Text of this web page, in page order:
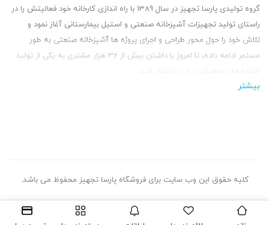
گروه تولیدی پارسا تجهیز در سال 1389 با راه اندازی کارخانه خود فعالیتش را در
راستای تولید تجهیزات آشپزخانه صنعتی و استیل بیمارستانی آغاز نمود و
تلاش خود را حول محور طراحی و اجرای پروژه ها آشپزخانه صنعتی به طور
مستمر ادامه داده، تا امروز با داشتن بیش از 32 هزار مشتری به یکی از تولید
بیشتر
کلیه حقوق این وب سایت برای فروشگاه پارسا تجهیز محفوظ می باشد.